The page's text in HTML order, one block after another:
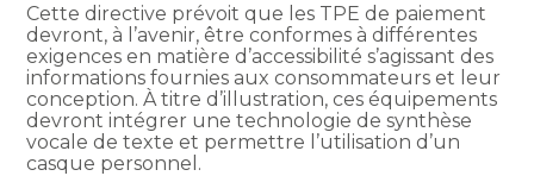
Cette directive prévoit que les TPE de paiement
devront, à l’avenir, être conformes à différentes
exigences en matière d’accessibilité s’agissant des
informations fournies aux consommateurs et leur
conception. À titre d’illustration, ces équipements
devront intégrer une technologie de synthèse
vocale de texte et permettre l’utilisation d’un
casque personnel.